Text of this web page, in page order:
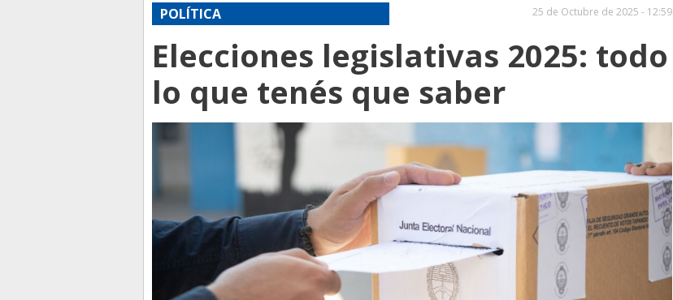
POLÍTICA 25 de Octubre de 2025 - 12:59
Elecciones legislativas 2025: todo
lo que tenés que saber